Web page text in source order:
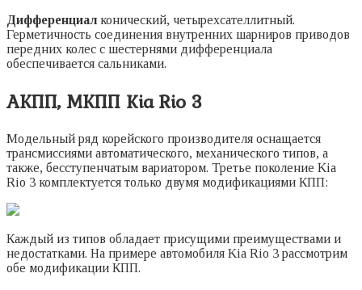
Дифференциал конический, четырехсателлитный.
Герметичность соединения внутренних шарниров приводов
передних колес с шестернями дифференциала
обеспечивается сальниками.
АКПП, МКПП Kia Rio 3
Модельный ряд корейского производителя оснащается
трансмиссиями автоматического, механического типов, а
также, бесступенчатым вариатором. Третье поколение Kia
Rio 3 комплектуется только двумя модификациями КПП:
Каждый из типов обладает присущими преимуществами и
недостатками. На примере автомобиля Kia Rio 3 рассмотрим
обе модификации КПП.